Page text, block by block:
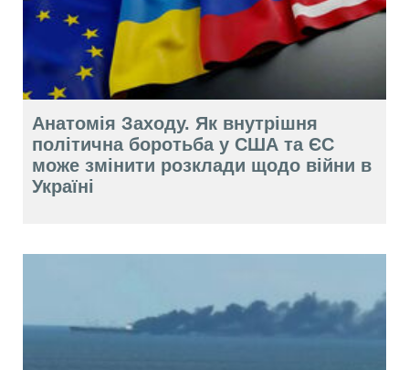
Анатомія Заходу. Як внутрішня
політична боротьба у США та ЄС
може змінити розклади щодо війни в
Україні